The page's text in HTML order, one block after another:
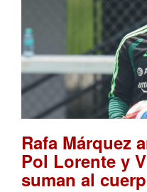
Rafa Márquez
Pol Lorente y
suman al